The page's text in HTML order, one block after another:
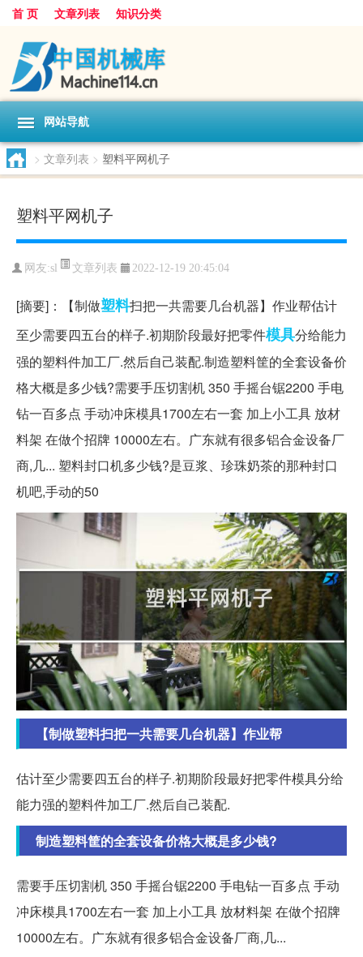
首 页 文章列表 知识分类
网站导航
> 文章列表 > 塑料平网机子
塑料平网机子
网友:sl 文章列表 2022-12-19 20:45:04
[摘要]：【制做塑料扫把一共需要几台机器】作业帮估计
至少需要四五台的样子.初期阶段最好把零件模具分给能力
强的塑料件加工厂.然后自己装配.制造塑料筐的全套设备价
格大概是多少钱?需要手压切割机 350 手摇台锯2200 手电
钻一百多点 手动冲床模具1700左右一套 加上小工具 放材
料架 在做个招牌 10000左右。广东就有很多铝合金设备厂
商,几... 塑料封口机多少钱?是豆浆、珍珠奶茶的那种封口
机吧,手动的50
【制做塑料扫把一共需要几台机器】作业帮
估计至少需要四五台的样子.初期阶段最好把零件模具分给
能力强的塑料件加工厂.然后自己装配.
制造塑料筐的全套设备价格大概是多少钱?
需要手压切割机 350 手摇台锯2200 手电钻一百多点 手动
冲床模具1700左右一套 加上小工具 放材料架 在做个招牌
10000左右。广东就有很多铝合金设备厂商,几...